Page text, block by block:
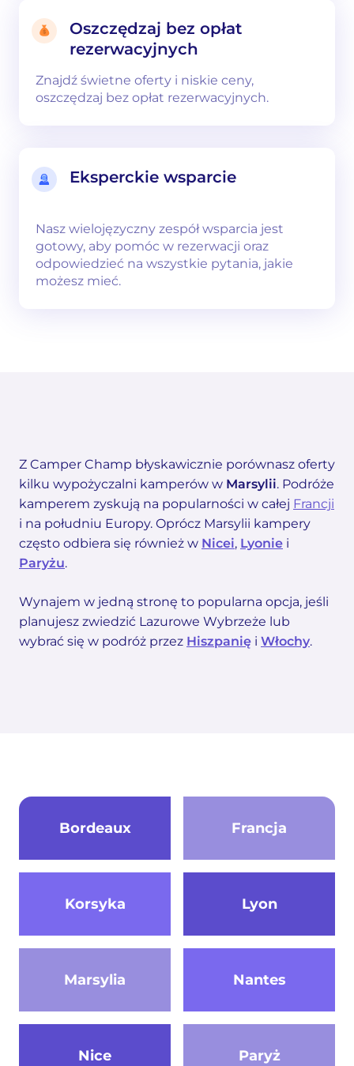
Oszczędzaj bez opłat
rezerwacyjnych
Znajdź świetne oferty i niskie ceny,
oszczędzaj bez opłat rezerwacyjnych.
Eksperckie wsparcie
Nasz wielojęzyczny zespół wsparcia jest
gotowy, aby pomóc w rezerwacji oraz
odpowiedzieć na wszystkie pytania, jakie
możesz mieć.
Z Camper Champ błyskawicznie porównasz oferty
kilku wypożyczalni kamperów w Marsylii. Podróże
kamperem zyskują na popularności w całej Francji
i na południu Europy. Oprócz Marsylii kampery
często odbiera się również w Nicei, Lyonie i
Paryżu.
Wynajem w jedną stronę to popularna opcja, jeśli
planujesz zwiedzić Lazurowe Wybrzeże lub
wybrać się w podróż przez Hiszpanię i Włochy.
Bordeaux Francja
Korsyka Lyon
Marsylia Nantes
Nice Paryż